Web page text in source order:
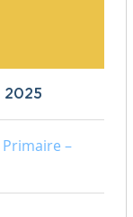
2025
Primaire –